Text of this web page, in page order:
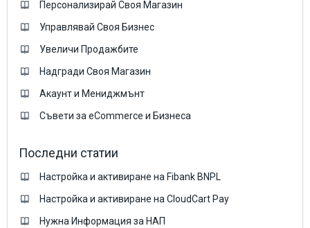
Персонализирай Своя Магазин
Управлявай Своя Бизнес
Увеличи Продажбите
Надгради Своя Магазин
Акаунт и Мениджмънт
Съвети за eCommerce и Бизнеса
Последни статии
Настройка и активиране на Fibank BNPL
Настройка и активиране на CloudCart Pay
Нужна Информация за НАП